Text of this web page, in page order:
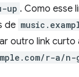
up . Como esse
de
outro link curto
r-a/